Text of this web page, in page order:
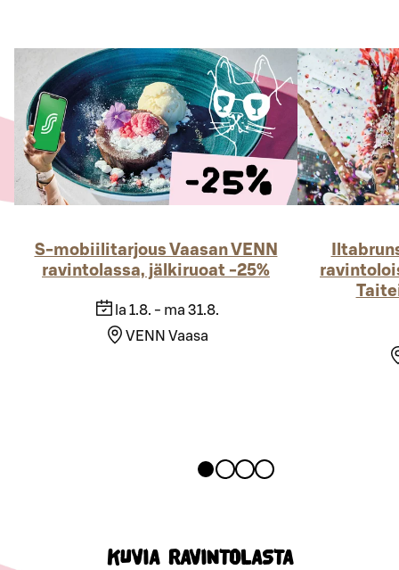
S-mobiilitarjous Vaasan VENN
ravintolassa, jälkiruoat -25%
la 1.8. - ma 31.8.
VENN Vaasa
KUVIA RAVINTOLASTA